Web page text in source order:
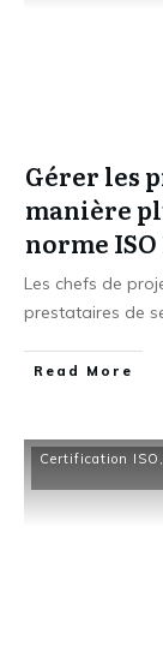
Gérer les
manière
norme ISO
Les chefs de
prestataires de
Read More
Certification ISO ,